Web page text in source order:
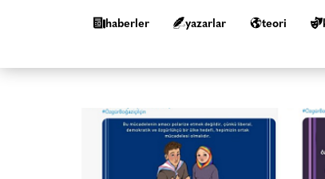
haberler yazarlar teori